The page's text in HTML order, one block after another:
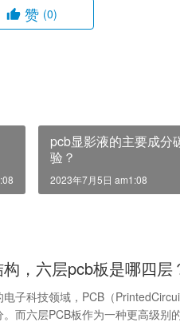
赞 (0)
pcb显影液的主要成分
验？
2023年7月5日 am1:08
，六层pcb板是哪四层
子科技领域，PCB（
而六层PCB板作为一种更高级别